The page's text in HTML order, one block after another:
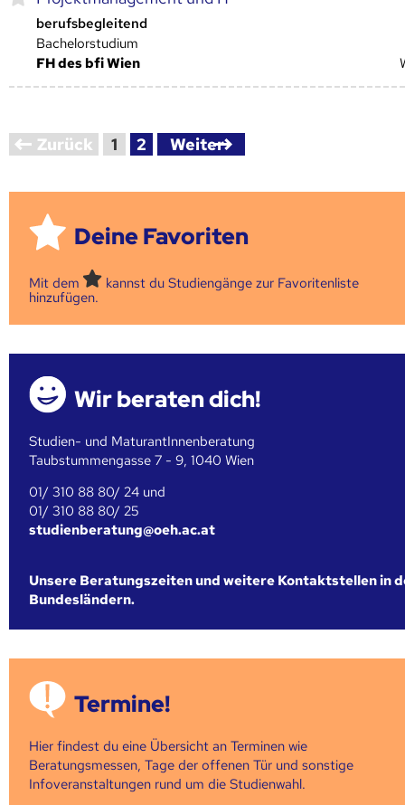
berufsbegleitend
Bachelorstudium
FH des bfi Wien
Zurück 1 2 Weiter
Deine Favoriten
Mit dem
kannst du Studiengänge zur Favoritenliste
hinzufügen.
Wir beraten dich!
Studien- und MaturantInnenberatung
Taubstummengasse 7 - 9, 1040 Wien
01/ 310 88 80/ 24 und
01/ 310 88 80/ 25
studienberatung@oeh.ac.at
Unsere Beratungszeiten und weitere Kontaktstellen in
Bundesländern.
Termine!
Hier findest du eine Übersicht an Terminen wie
Beratungsmessen, Tage der offenen Tür und sonstige
Infoveranstaltungen rund um die Studienwahl.